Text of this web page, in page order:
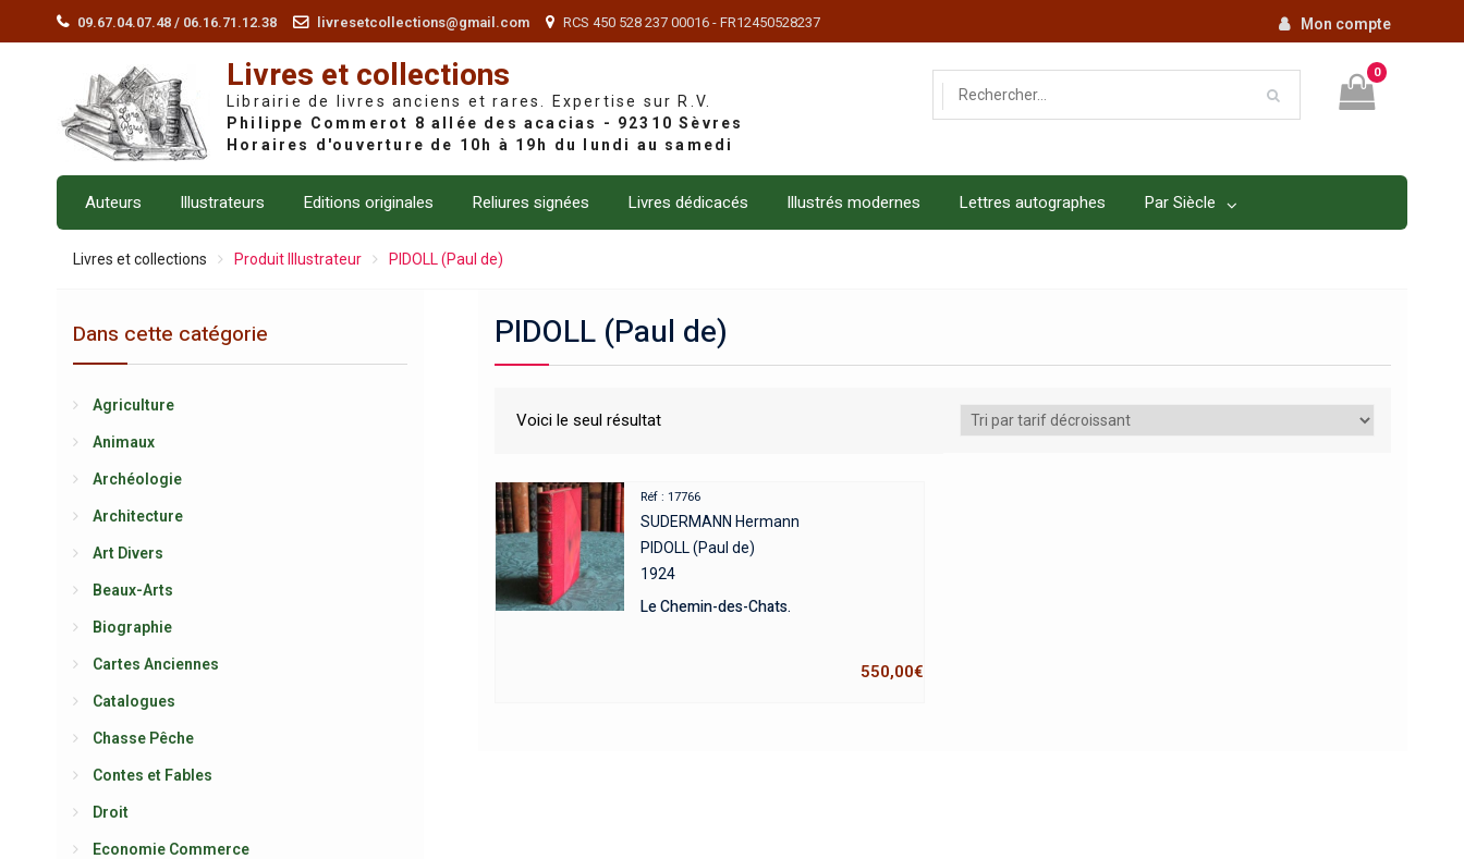
09.67.04.07.48 / 06.16.71.12.38 livresetcollections@gmail.com RCS 450 528 237 00016 - FR12450528237 Mon compte
Livres et collections
Librairie de livres anciens et rares. Expertise sur R.V.
0
Auteurs Illustrateurs Editions originales Reliures signées Livres dédicacés Illustrés modernes Lettres autographes Par Siècle
Livres et collections Produit Illustrateur PIDOLL (Paul de)
PIDOLL (Paul de)
Voici le seul résultat
Réf : 17766
SUDERMANN Hermann
PIDOLL (Paul de)
1924
Le Chemin-des-Chats.
550,00€
Dans cette catégorie
Agriculture
Animaux
Archéologie
Architecture
Art Divers
Beaux-Arts
Biographie
Cartes Anciennes
Catalogues
Chasse Pêche
Contes et Fables
Droit
Economie Commerce